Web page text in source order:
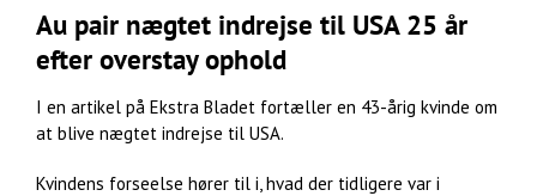
Au pair nægtet indrejse til USA 25 år
efter overstay ophold
I en artikel på Ekstra Bladet fortæller en 43-årig kvinde om
at blive nægtet indrejse til USA.
Kvindens forseelse hører til i, hvad der tidligere var i